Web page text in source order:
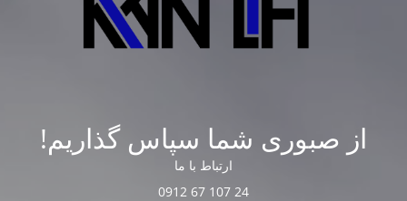
از صبوری شما سپاس گذاریم!
ارتباط با ما
24 107 67 0912